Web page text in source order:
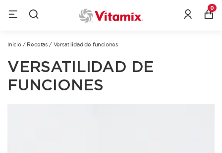
0
Inicio/ Recetas / Versatilidad de funciones
VERSATILIDAD DE
FUNCIONES